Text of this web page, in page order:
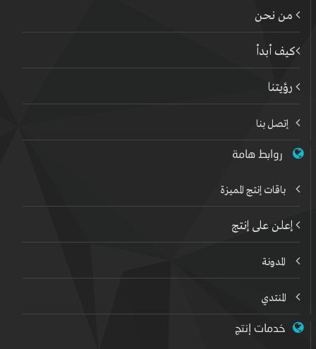
من نحن
كيف أبدأ
رؤيتنا
إتصل بنا
روابط هامة
باقات إنتج المميزة
إعلن على إنتج
المدونة
المنتدي
خدمات إنتج